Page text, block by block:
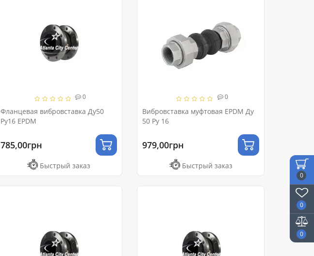
0
0
0
0
Фланцевая вибровставка Ду50
Ру16 EPDM
785,00грн
Быстрый заказ
0
Вибровставка муфтовая EPDM Ду
50 Ру 16
979,00грн
Быстрый заказ